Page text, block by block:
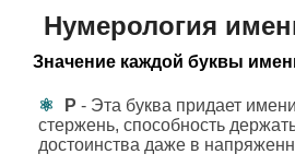
Нумерология
Значение каждой буквы
Р - Эта буква придает
стержень, способность
достоинства даже в